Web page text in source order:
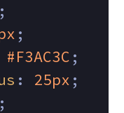
;
;
#F3AC3C ;
: 25px ;
;